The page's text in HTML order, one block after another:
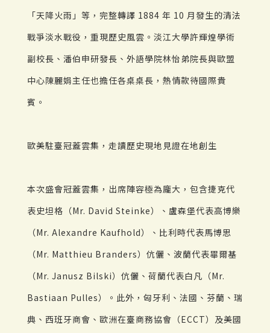
「天降火雨」等，完整轉譯 1884 年 10 月發生的清法
戰爭淡水戰役，重現歷史風雲。淡江大學許輝煌學術
副校長、潘伯申研發長、外語學院林怡弟院長與歐盟
中心陳麗娟主任也擔任各桌桌長，熱情款待國際貴
賓。
歐美駐臺冠蓋雲集，走讀歷史現地見證在地創生
本次盛會冠蓋雲集，出席陣容極為龐大，包含捷克代
表史坦格（Mr. David Steinke）、盧森堡代表高博樂
（Mr. Alexandre Kaufhold）、比利時代表馬博思
（Mr. Matthieu Branders）伉儷、波蘭代表畢爾基
（Mr. Janusz Bilski）伉儷、荷蘭代表白凡（Mr.
Bastiaan Pulles）。此外，匈牙利、法國、芬蘭、瑞
典、西班牙商會、歐洲在臺商務協會（ECCT）及美國